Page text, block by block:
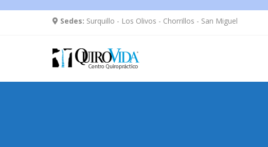
Sedes: Surquillo - Los Olivos - Chorrillos - San Miguel